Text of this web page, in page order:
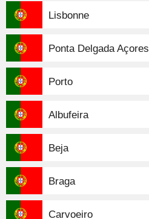
Lisbonne
Ponta Delgada Açores
Porto
Albufeira
Beja
Braga
Carvoeiro